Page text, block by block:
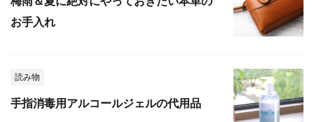
お手入れ
読み物
手指消毒用アルコールジェルの代用品